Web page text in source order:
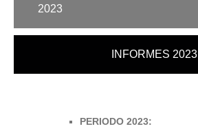
2023
INFORMES 2023
PERIODO 2023: